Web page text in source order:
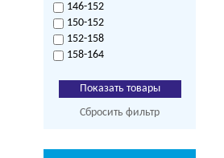
146-152
150-152
152-158
158-164
Сбросить фильтр